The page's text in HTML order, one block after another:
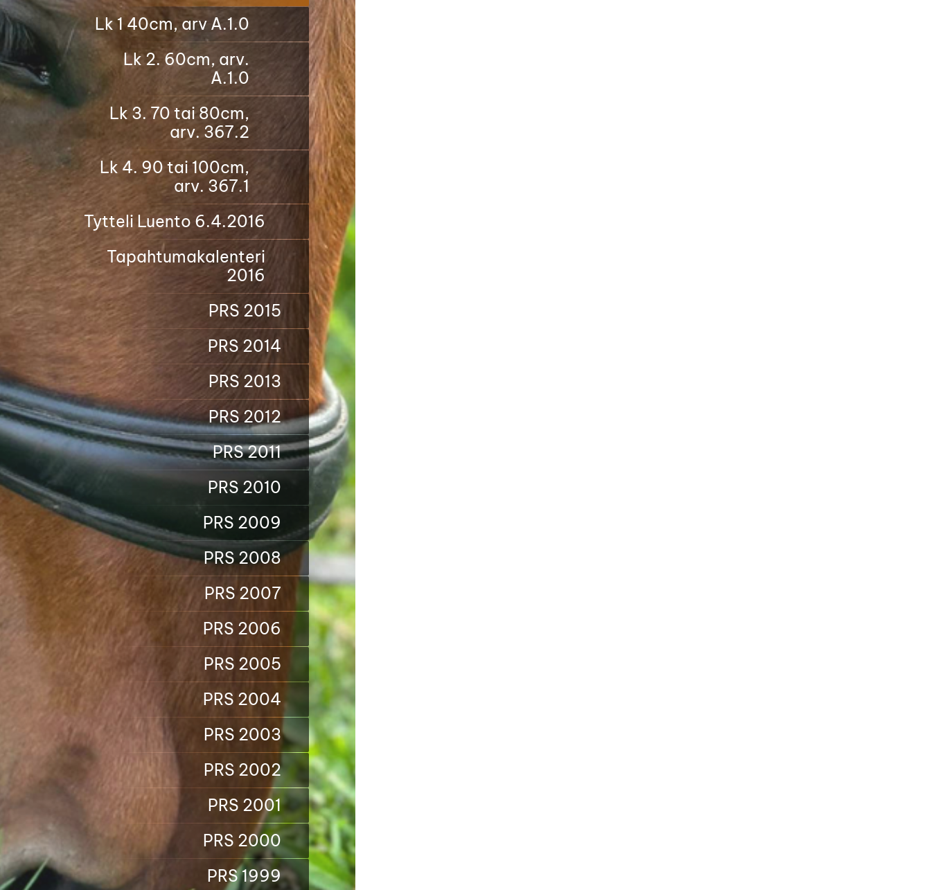
Lk 1 40cm, arv A.1.0
Lk 2. 60cm, arv.
A.1.0
Lk 3. 70 tai 80cm,
arv. 367.2
Lk 4. 90 tai 100cm,
arv. 367.1
Tytteli Luento 6.4.2016
Tapahtumakalenteri
2016
PRS 2015
PRS 2014
PRS 2013
PRS 2012
PRS 2011
PRS 2010
PRS 2009
PRS 2008
PRS 2007
PRS 2006
PRS 2005
PRS 2004
PRS 2003
PRS 2002
PRS 2001
PRS 2000
PRS 1999